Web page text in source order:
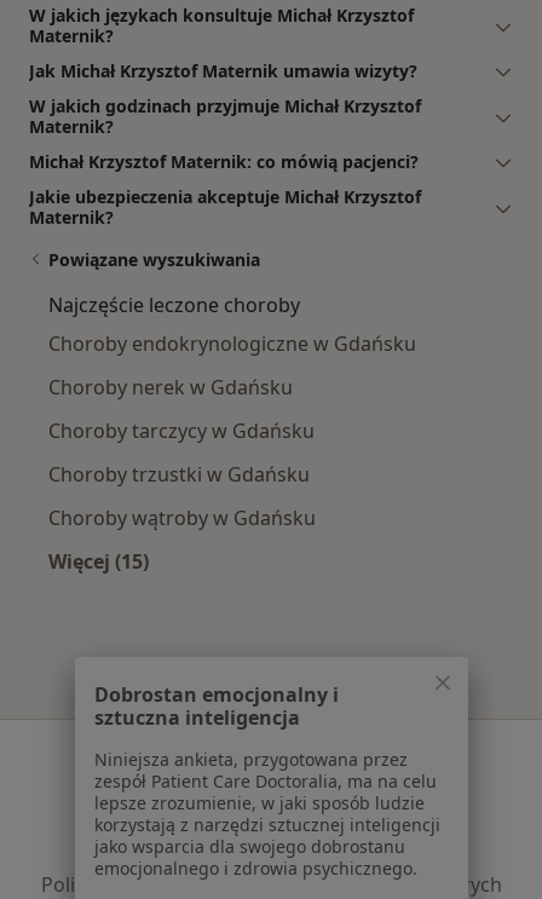
W jakich językach konsultuje Michał Krzysztof
Maternik?
Jak Michał Krzysztof Maternik umawia wizyty?
W jakich godzinach przyjmuje Michał Krzysztof
Maternik?
Michał Krzysztof Maternik: co mówią pacjenci?
Jakie ubezpieczenia akceptuje Michał Krzysztof
Maternik?
Powiązane wyszukiwania
Najczęście leczone choroby
Choroby endokrynologiczne w Gdańsku
Choroby nerek w Gdańsku
Choroby tarczycy w Gdańsku
Choroby trzustki w Gdańsku
Choroby wątroby w Gdańsku
Więcej (15)
Serwis
Regulamin
Polityka prywatności pacjentów
Polityka prywatności profesjonalistów
Polityka prywatności dla profesjonalistów, których
Dobrostan emocjonalny i
sztuczna inteligencja
Niniejsza ankieta, przygotowana przez
zespół Patient Care Doctoralia, ma na celu
lepsze zrozumienie, w jaki sposób ludzie
korzystają z narzędzi sztucznej inteligencji
jako wsparcia dla swojego dobrostanu
emocjonalnego i zdrowia psychicznego.